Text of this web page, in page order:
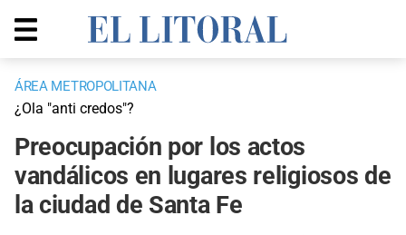
ÁREA METROPOLITANA
¿Ola "anti credos"?
Preocupación por los actos
vandálicos en lugares religiosos de
la ciudad de Santa Fe